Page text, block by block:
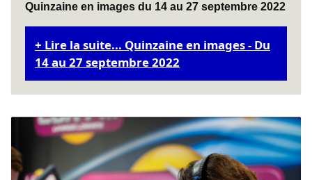
Quinzaine en images du 14 au 27 septembre 2022
Lire la suite... Quinzaine en images - Du
14 au 27 septembre 2022